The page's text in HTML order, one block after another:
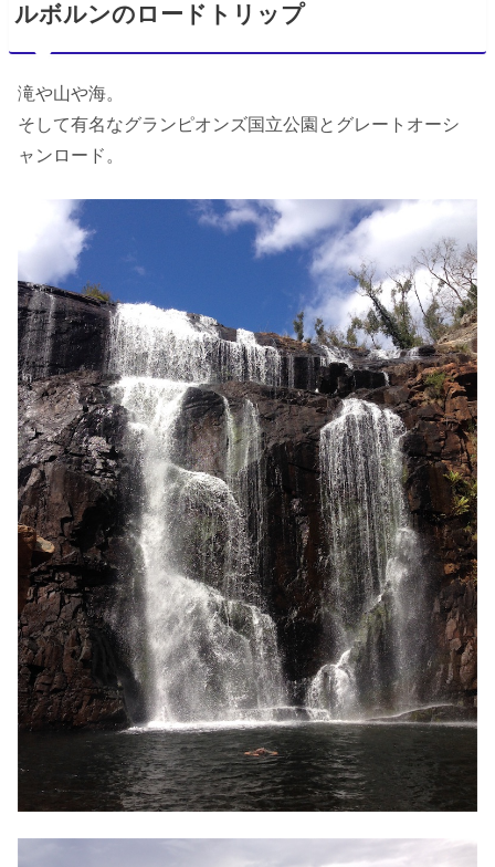
ルボルンのロードトリップ
滝や山や海。
そして有名なグランピオンズ国立公園とグレートオーシ
ャンロード。